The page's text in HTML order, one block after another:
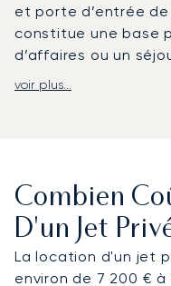
et porte d’entrée
constitue une base
d’affaires ou un
Votre vol est
conférence au
Málaga ou pour un
LunaJets organise
en coordonnant les
voir plus...
Combien
D'un Jet
La location d'un jet
environ de 7 200 €